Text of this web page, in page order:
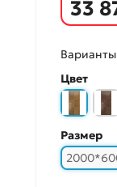
33
Цвет
Размер